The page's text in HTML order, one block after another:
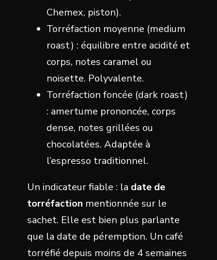
Chemex, piston).
Torréfaction moyenne (medium
roast) : équilibre entre acidité et
corps, notes caramel ou
noisette. Polyvalente.
Torréfaction foncée (dark roast)
: amertume prononcée, corps
dense, notes grillées ou
chocolatées. Adaptée à
l’espresso traditionnel.
Un indicateur fiable : la date de
torréfaction mentionnée sur le
sachet. Elle est bien plus parlante
que la date de péremption. Un café
torréfié depuis moins de 4 semaines